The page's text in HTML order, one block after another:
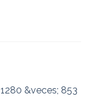
1280 &veces; 853